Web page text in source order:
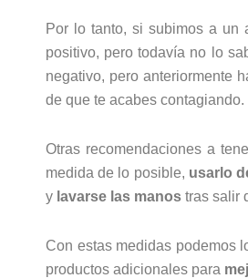
Por lo tanto, si subimos a un
positivo, pero todavía no lo
negativo, pero anteriormente
de que te acabes contagiando.
Otras recomendaciones a
medida de lo posible, usarlo
y lavarse las manos tras salir
Con estas medidas podemos
productos adicionales para